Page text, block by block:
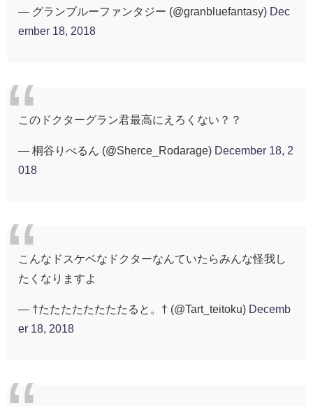
— グランブルーファンタジー (@granbluefantasy) Dec
ember 18, 2018
このドクターグラン君最高にえろくない？？
— 桐谷りべるん (@Sherce_Rodarage) December 18, 2
018
こんなドスケベなドクターなんていたらみんな怪我し
たくなりますよ
— †たたたたたたたたると。† (@Tart_teitoku) Decemb
er 18, 2018